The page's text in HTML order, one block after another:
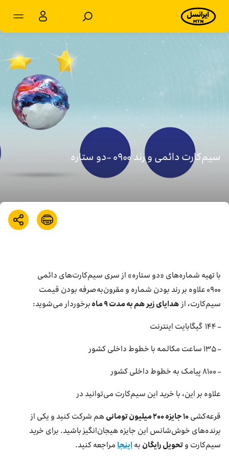
پشتیبانی
سرویس‌های ویژه
مشترکان شخصی مشترکان سازمانی
EN
سیم‌کارت دائمی و رند ۰۹۰۰ -دو ستاره
با تهیه شماره‌های «دو ‌ستاره» از سری سیم‌کارت‌های دائمی
۰۹۰۰ علاوه بر رند بودن شماره و مقرون‌به‌صرفه بودن قیمت
سیم‌کارت، ازهدایای زیر هم به مدت ۹ ماه
برخوردار می‌شوید:
– ۱۴۴ گیگابایت اینترنت
– ۱۳۵ ساعت مکالمه با خطوط داخلی کشور
– ۸۱۰۰ پیامک به خطوط داخلی کشور
علاوه بر این، با خرید این سیم‌کارت می‌توانید در
قرعه‌کشی۱۰ جایزه ۲۰۰ میلیون تومانی
هم شرکت کنید و یکی از
برنده‌های خوش‌شانس این جایزه هیجان‌انگیز باشید. برای خرید
سیم‌کارت وتحویل رایگان بهاینجامراجعه کنید.